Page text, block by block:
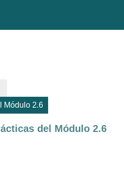
Módulo 2.6
del Módulo 2.6